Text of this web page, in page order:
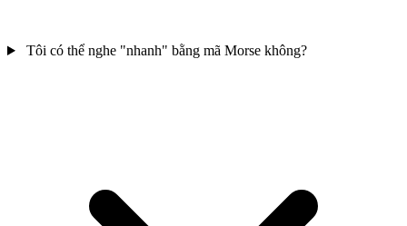
Tôi có thể nghe "nhanh" bằng mã Morse không?